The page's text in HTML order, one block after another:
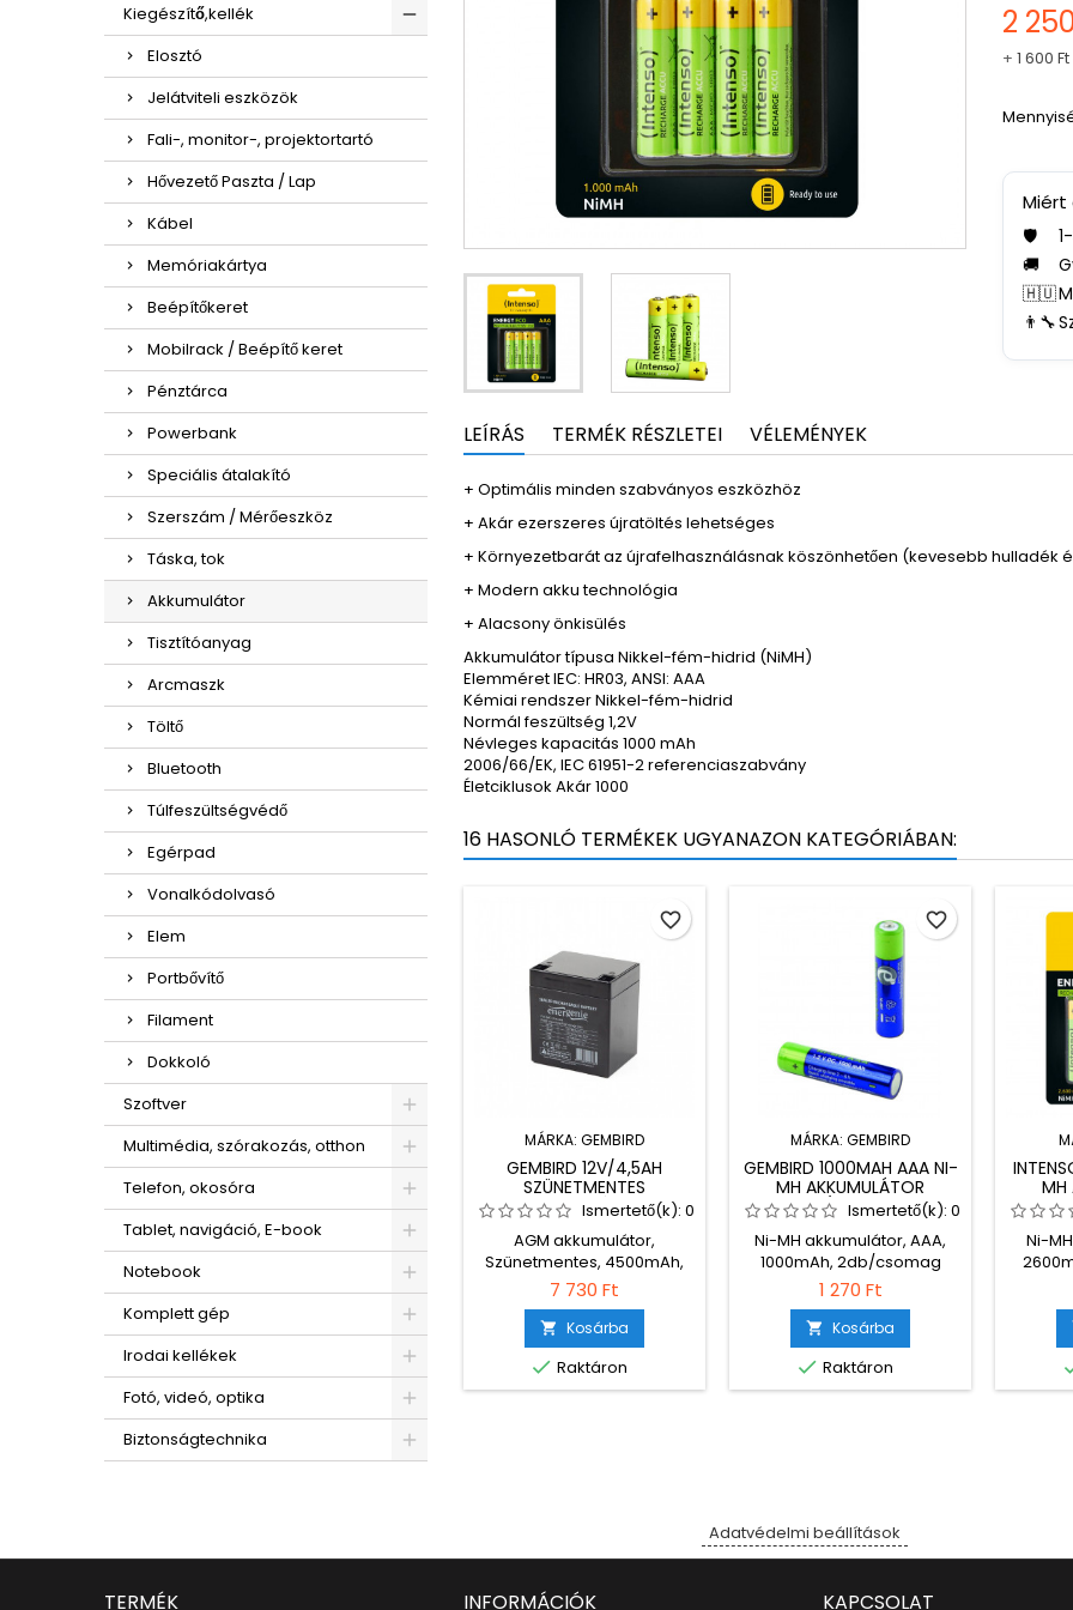
Kiegészítő,kellék
Elosztó
Jelátviteli eszközök
Fali-, monitor-, projektortartó
Hővezető Paszta / Lap
Kábel
Memóriakártya
Beépítőkeret
Mobilrack / Beépítő keret
Pénztárca
Powerbank
Speciális átalakító
Szerszám / Mérőeszköz
Táska, tok
Akkumulátor
Tisztítóanyag
Arcmaszk
Töltő
Bluetooth
Túlfeszültségvédő
Egérpad
Vonalkódolvasó
Elem
Portbővítő
Filament
Dokkoló
Szoftver
Multimédia, szórakozás, otthon
Telefon, okosóra
Tablet, navigáció, E-book
Notebook
Komplett gép
Irodai kellékek
Fotó, videó, optika
Biztonságtechnika
2
+ 1 600 Ft
Miért
🛡️
🚚
🇭🇺
👨‍🔧
LEÍRÁS TERMÉK RÉSZLETEI VÉLEMÉNYEK
+​ Optimális minden szabványos eszközhöz
+ Akár ezerszeres újratöltés lehetséges
+ Környezetbarát az újrafelhasználásnak köszönhetően (kevesebb hulladék
+ Modern akku technológia
+ Alacsony önkisülés
Akkumulátor típusa Nikkel-fém-hidrid (NiMH)
Elemméret IEC: HR03, ANSI: AAA
Kémiai rendszer Nikkel-fém-hidrid
Normál feszültség 1,2V
Névleges kapacitás 1000 mAh
2006/66/EK, IEC 61951-2 referenciaszabvány
Életciklusok Akár 1000
16 HASONLÓ TERMÉKEK UGYANAZON KATEGÓRIÁBAN:
MÁRKA: GEMBIRD
GEMBIRD 12V/4,5AH
SZÜNETMENTES
AKKUMULÁTOR
1DB/CSOMAG
Ismertető(k): 0
AGM akkumulátor,
Szünetmentes, 4500mAh,
1db/csomag
7 730 Ft
 Kosárba
 Raktáron
favorite_border
MÁRKA: GEMBIRD
GEMBIRD 1000MAH AAA NI-
MH AKKUMULÁTOR
2DB/CSOMAG
Ismertető(k): 0
Ni-MH akkumulátor, AAA,
1000mAh, 2db/csomag
1 270 Ft
 Kosárba
 Raktáron
favorite_border
MH
Ni-
Adatvédelmi beállítások
TERMÉK INFORMÁCIÓK KAPCSOLAT